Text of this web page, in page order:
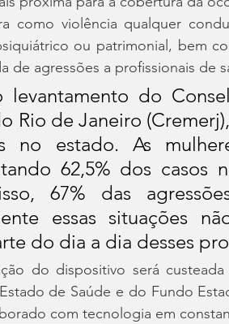
como violência qualquer
ou patrimonial, bem
de agressões a profissionais de
levantamento do
Rio de Janeiro
no estado. As
62,5% dos casos
67% das
essas situações
do dia a dia desses
do dispositivo será
de Saúde e do Fundo
com tecnologia em